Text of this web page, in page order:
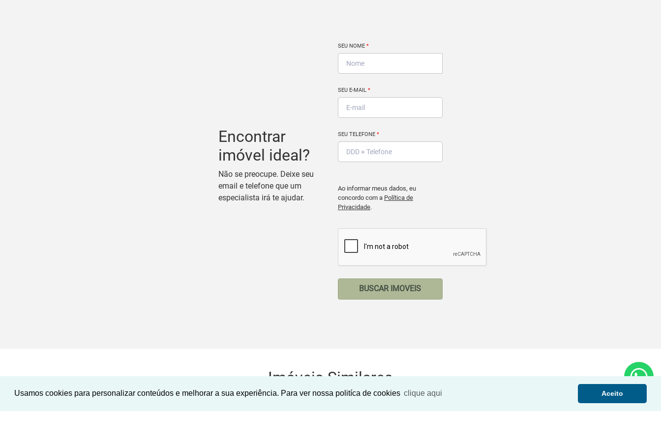
Usamos cookies para personalizar conteúdos e melhorar a sua experiência. Para ver nossa politíca de cookies clique aqui Aceito
Encontrar
imóvel ideal?
Não se preocupe. Deixe seu
email e telefone que um
especialista irá te ajudar.
SEU NOME *
SEU E-MAIL *
SEU TELEFONE *
Ao informar meus dados, eu
concordo com a Política de
Privacidade.
BUSCAR IMOVEIS
Imóveis Similares